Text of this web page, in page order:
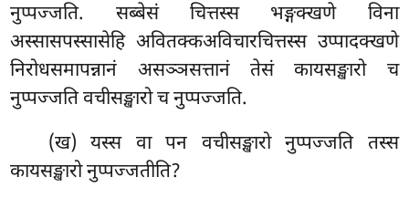
नुप्पज्जति. सब्बेसं चित्तस्स भङ्गक्खणे विना
अस्सासपस्सासेहि अवितक्कअविचारचित्तस्स उप्पादक्खणे
निरोधसमापन्नानं असञ्ञसत्तानं तेसं कायसङ्खारो च
नुप्पज्जति वचीसङ्खारो च नुप्पज्जति.
(ख) यस्स वा पन वचीसङ्खारो नुप्पज्जति तस्स
कायसङ्खारोनुप्पज्जतीति?